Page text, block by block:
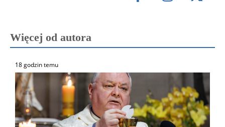
Więcej od autora
18 godzin temu